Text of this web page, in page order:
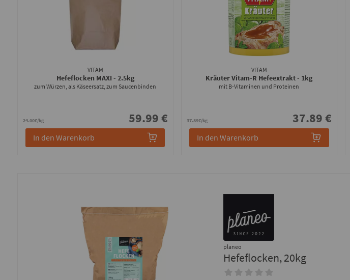
VITAM
Hefeflocken MAXI - 2.5kg
zum Würzen, als Käseersatz, zum Saucenbinden
24.00€/kg 59.99 €
In den Warenkorb
VITAM
Kräuter Vitam-R Hefeextrakt- 1kg
mit B-Vitaminen und Proteinen
37.89€/kg 37.89 €
In den Warenkorb
planeo
Hefeflocken, 20kg